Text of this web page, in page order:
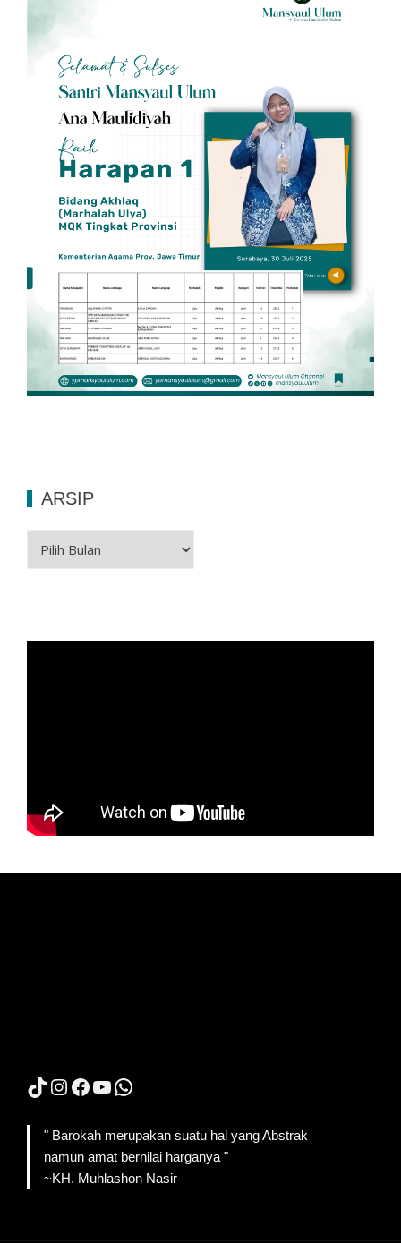
ARSIP
TikTok
Instagram
Facebook
YouTube
WhatsApp
" Barokah merupakan suatu hal yang Abstrak
namun amat bernilai harganya "
~KH. Muhlashon Nasir